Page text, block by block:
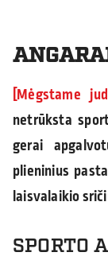
Mėgstame
netrūksta
gerai
plieninius
laisvalaikio
SPORTO